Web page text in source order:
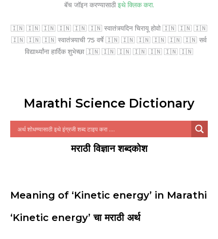
बॅच जॉइन करण्यासाठी इथे क्लिक करा.
🇮🇳 🇮🇳 🇮🇳 🇮🇳 🇮🇳 🇮🇳 स्वातंत्र्यदिन चिरायू होवो 🇮🇳 🇮🇳 🇮🇳
🇮🇳 🇮🇳 🇮🇳 स्वातंत्र्याची 75 वर्षे 🇮🇳 🇮🇳 🇮🇳 🇮🇳 🇮🇳 🇮🇳 सर्व
विद्यार्थ्यांना हार्दिक शुभेच्छा 🇮🇳 🇮🇳 🇮🇳 🇮🇳 🇮🇳 🇮🇳 🇮🇳
Marathi Science Dictionary
मराठी विज्ञान शब्दकोश
Meaning of ‘Kinetic energy’ in Marathi
‘Kinetic energy’ चा मराठी अर्थ